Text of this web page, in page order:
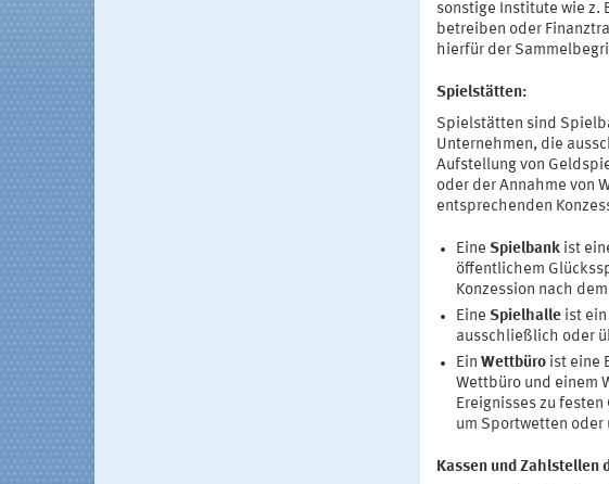
sonstige Institute wie z.
betreiben oder
hierfür der
Spielstätten:
Spielstätten sind
Unternehmen, die
Aufstellung von
oder der Annahme von
entsprechenden
Eine Spielbankist
öffentlichem
Konzession nach
Eine Spielhalleist ein
ausschließlich oder
Ein Wettbüroist eine
Wettbüro und einem
Ereignisses zu
um Sportwetten oder
Kassen und Zahlstellen